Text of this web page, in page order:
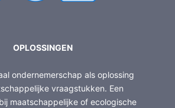
OPLOSSINGEN
ondernemerschap als oplossing
vraagstukken. Een
maatschappelijke of ecologische